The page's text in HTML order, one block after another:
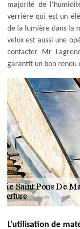
majorité de
verrière qui est un
de la lumière dans la
velux est aussi une
contacter Mr
garantit un bon rendu
L'utilisation de